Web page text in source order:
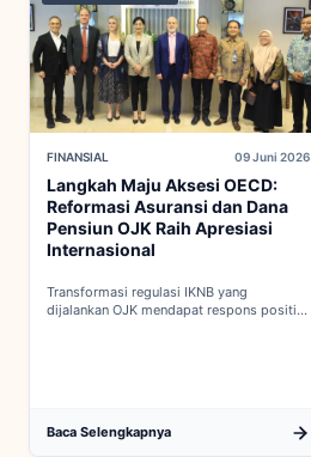
FINANSIAL 09 Juni 2026
Langkah Maju Aksesi OECD:
Reformasi Asuransi dan Dana
Pensiun OJK Raih Apresiasi
Internasional
Transformasi regulasi IKNB yang
dijalankan OJK mendapat respons positif
Baca Selengkapnya